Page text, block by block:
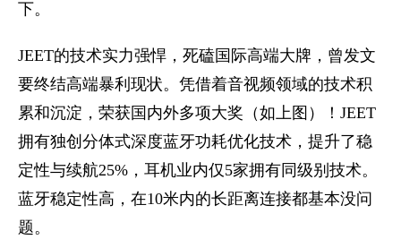
下。
JEET的技术实力强悍，死磕国际高端大牌，曾发文
要终结高端暴利现状。凭借着音视频领域的技术积
累和沉淀，荣获国内外多项大奖（如上图）！JEET
拥有独创分体式深度蓝牙功耗优化技术，提升了稳
定性与续航25%，耳机业内仅5家拥有同级别技术。
蓝牙稳定性高，在10米内的长距离连接都基本没问
题。